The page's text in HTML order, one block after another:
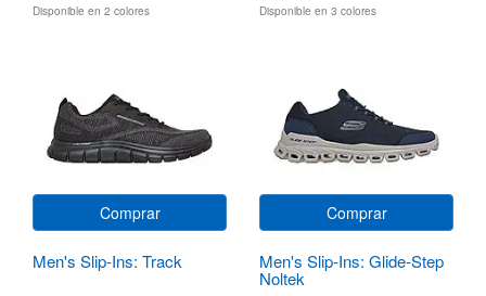
Disponible en 2 colores Disponible en 3 colores
Comprar
Men's Slip-Ins: Track
Comprar
Men's Slip-Ins: Glide-Step
Noltek